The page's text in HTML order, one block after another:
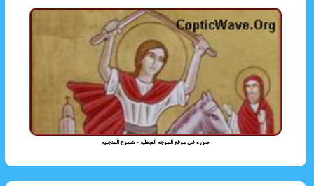
صورة فى موقع الموجة القبطية - شموع المنجلية